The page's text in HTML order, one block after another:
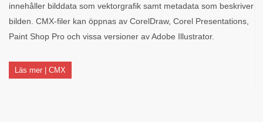
innehåller bilddata som vektorgrafik samt metadata som beskriver
bilden. CMX-filer kan öppnas av CorelDraw, Corel Presentations,
Paint Shop Pro och vissa versioner av Adobe Illustrator.
Läs mer | CMX